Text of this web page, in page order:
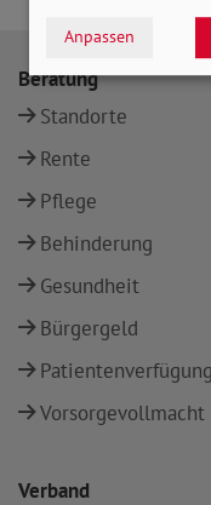
Beratung
Standorte
Rente
Pflege
Behinderung
Gesundheit
Bürgergeld
Patientenverfügung
Vorsorgevollmacht
Verband
Anpassen